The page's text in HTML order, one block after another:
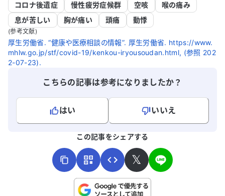
コロナ後遺症 慢性疲労症候群 空咳
喉の痛み
息が苦しい
胸が痛い 頭痛 動悸
(参考文献)
厚生労働省. “健康や医療相談の情報”. 厚生労働省. https://www.
mhlw.go.jp/stf/covid-19/kenkou-iryousoudan.html, (参照 202
2-07-23).
こちらの記事は参考になりましたか？
はい
いいえ
この記事をシェアする
𝕏